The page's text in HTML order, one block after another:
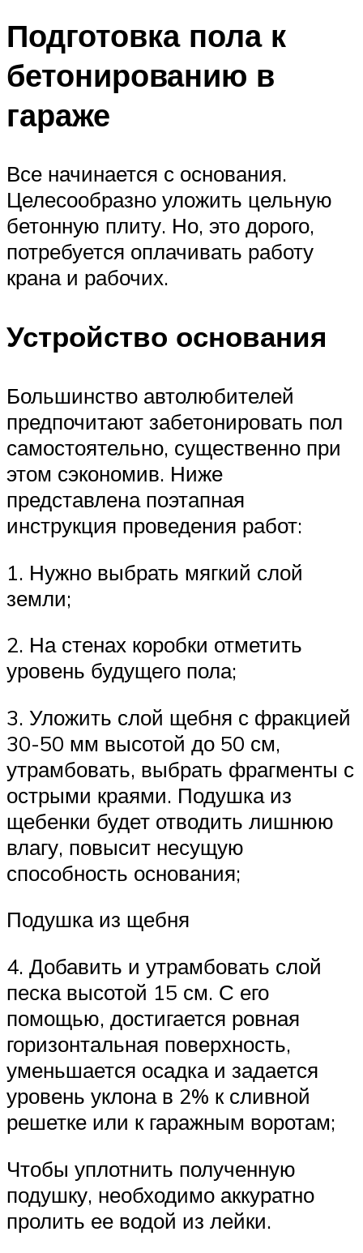
Подготовка пола к
бетонированию в
гараже
Все начинается с основания.
Целесообразно уложить цельную
бетонную плиту. Но, это дорого,
потребуется оплачивать работу
крана и рабочих.
Устройство основания
Большинство автолюбителей
предпочитают забетонировать пол
самостоятельно, существенно при
этом сэкономив. Ниже
представлена поэтапная
инструкция проведения работ:
1. Нужно выбрать мягкий слой
земли;
2. На стенах коробки отметить
уровень будущего пола;
3. Уложить слой щебня с фракцией
30-50 мм высотой до 50 см,
утрамбовать, выбрать фрагменты с
острыми краями. Подушка из
щебенки будет отводить лишнюю
влагу, повысит несущую
способность основания;
Подушка из щебня
4. Добавить и утрамбовать слой
песка высотой 15 см. С его
помощью, достигается ровная
горизонтальная поверхность,
уменьшается осадка и задается
уровень уклона в 2% к сливной
решетке или к гаражным воротам;
Чтобы уплотнить полученную
подушку, необходимо аккуратно
пролить ее водой из лейки.